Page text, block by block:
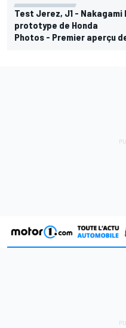
Test Jerez, J1 -
prototype de Honda
Photos - Premier aperçu